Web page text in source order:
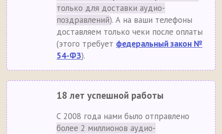
только для доставки аудио-
поздравлений). А на ваши телефоны
доставляем только чеки после оплаты
(этого требует федеральный закон №
54-ФЗ).
18 лет успешной работы
С 2008 года нами было отправлено
более 2 миллионов аудио-